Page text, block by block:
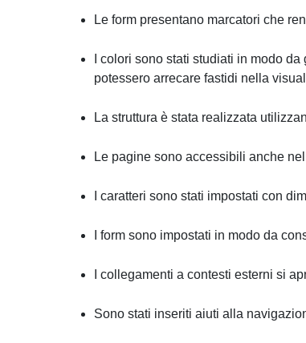
Le form presentano marcatori che
I colori sono stati studiati in modo
potessero arrecare fastidi nella
La struttura è stata realizzata
Le pagine sono accessibili anche
I caratteri sono stati impostati con
I form sono impostati in modo da
I collegamenti a contesti esterni si
Sono stati inseriti aiuti alla